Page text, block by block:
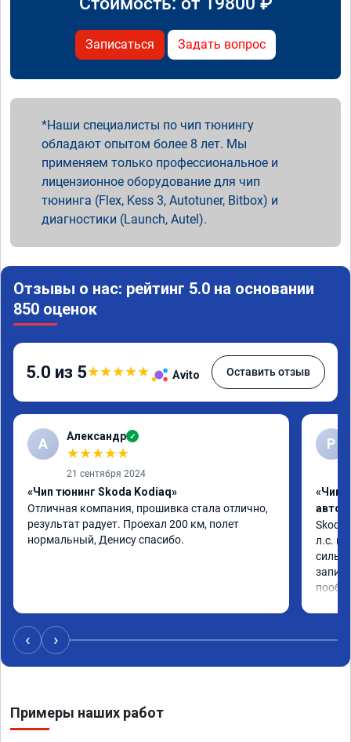
Записаться Задать вопрос
Наши специалисты по чип тюнингу
обладают опытом более 8 лет. Мы
применяем только профессиональное и
лицензионное оборудование для чип
тюнинга (Flex, Kess 3, Autotuner, Bitbox) и
диагностики (Launch, Autel).
Отзывы о нас: рейтинг 5.0 на основании
850 оценок
5.0 из 5★★★★★ Avito Оставить отзыв
А Александр ✓
★★★★★
21 сентября 2024
«Чип тюнинг Skoda Kodiaq»
Отличная компания, прошивка стала отлично,
результат радует. Проехал 200 км, полет
нормальный, Денису спасибо.
Р
«Чип
Skoda
л.с.
‹ ›
Примеры наших работ